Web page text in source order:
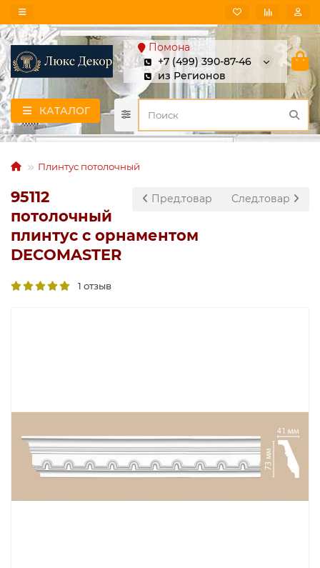
Помона
+7 (499) 390-87-46
из Регионов
КАТАЛОГ
Плинтус потолочный
Пред.товар След.товар
95112
потолочный
плинтус с орнаментом
DECOMASTER
1 отзыв